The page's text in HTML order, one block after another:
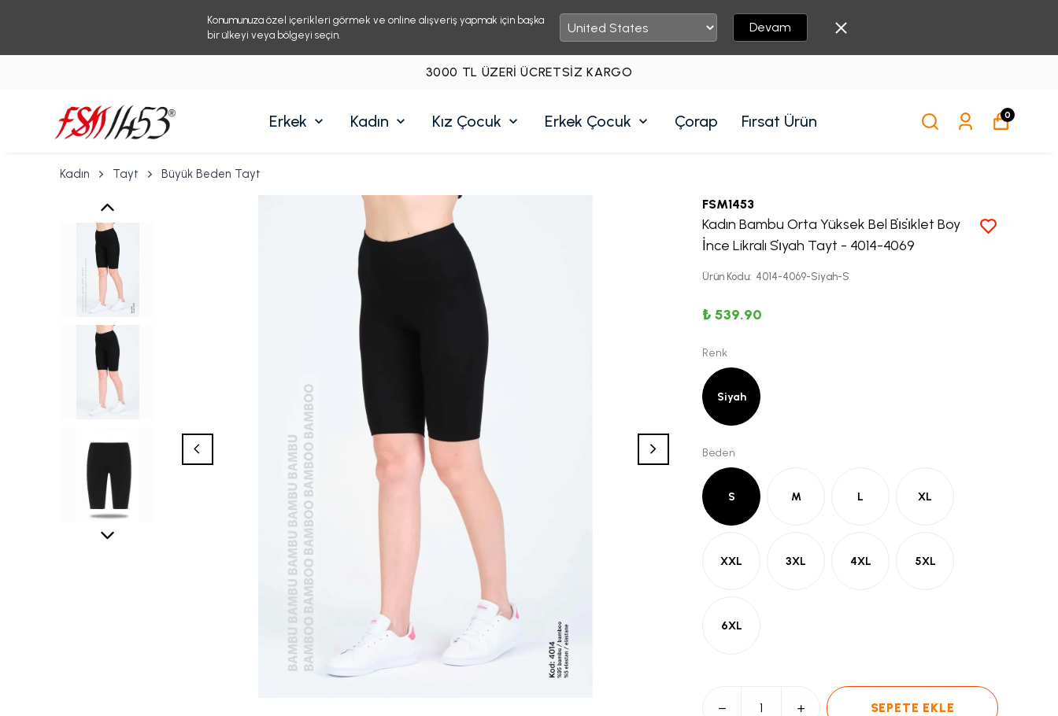
Konumunuza özel içerikleri görmek ve online alışveriş yapmak için başka
bir ülkeyi veya bölgeyi seçin.
Devam
3000 TL ÜZERI ÜCRETSIZ KARGO
Erkek Kadın Kız Çocuk Erkek Çocuk Çorap Fırsat Ürün 0
Kadın Tayt Büyük Beden Tayt
FSM1453
Kadın Bambu Orta Yüksek Bel Bi̇si̇klet Boy
İnce Likralı Si̇yah Tayt - 4014-4069
Ürün Kodu: 4014-4069-Siyah-S
₺ 539.90
Renk
Siyah
Beden
S M L XL
XXL 3XL 4XL 5XL
6XL
SEPETE EKLE